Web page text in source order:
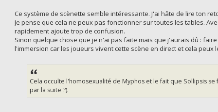
Ce système de scènette semble intéressante. J'ai hâte de lire ton
Je pense que cela ne peux pas fonctionner sur toutes les tables.
rapidement ajoute trop de confusion.
Sinon quelque chose que je n'ai pas faite mais que j'aurais dû :
l'immersion car les joueurs vivent cette scène en direct et cela
Cela occulte l'homosexualité de Myphos et le fait que Sollipsis
par la suite ?).